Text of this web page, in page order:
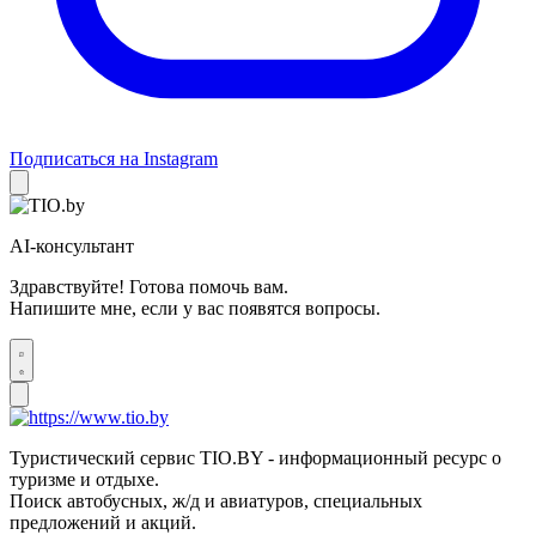
Подписаться на Instagram
AI-консультант
Здравствуйте! Готова помочь вам.
Напишите мне, если у вас появятся вопросы.
Туристический сервис TIO.BY - информационный ресурс о
туризме и отдыхе.
Поиск автобусных, ж/д и авиатуров, специальных
предложений и акций.